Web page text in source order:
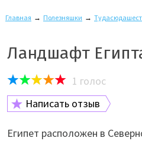
Главная → Полезняшки →
Ландшафт
1 голос
Написать отзыв
Египет расположен в